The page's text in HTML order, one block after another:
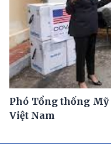
Phó Tổng thống
Việt Nam